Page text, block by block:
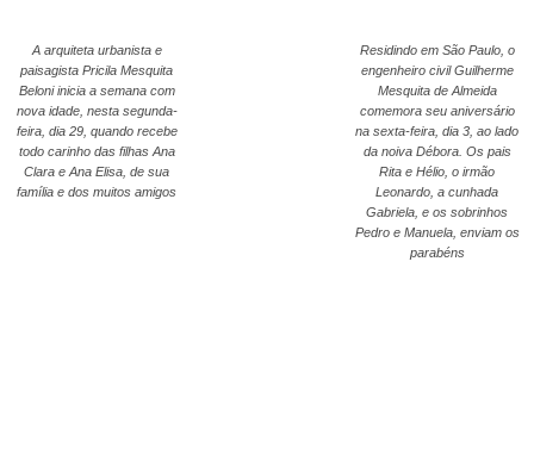
A arquiteta urbanista e
paisagista Pricila Mesquita
Beloni inicia a semana com
nova idade, nesta segunda-
feira, dia 29, quando recebe
todo carinho das filhas Ana
Clara e Ana Elisa, de sua
família e dos muitos amigos
Residindo em São Paulo, o
engenheiro civil Guilherme
Mesquita de Almeida
comemora seu aniversário
na sexta-feira, dia 3, ao lado
da noiva Débora. Os pais
Rita e Hélio, o irmão
Leonardo, a cunhada
Gabriela, e os sobrinhos
Pedro e Manuela, enviam os
parabéns